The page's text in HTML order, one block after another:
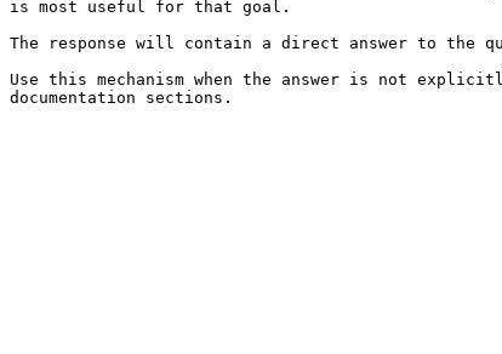
is most useful for that goal.
The response will contain a direct answer to the
Use this mechanism when the answer is not